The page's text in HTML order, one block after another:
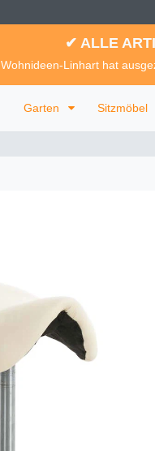
✔ ALLE
Wohnideen-Linhart hat
Garten Sitzmöbel